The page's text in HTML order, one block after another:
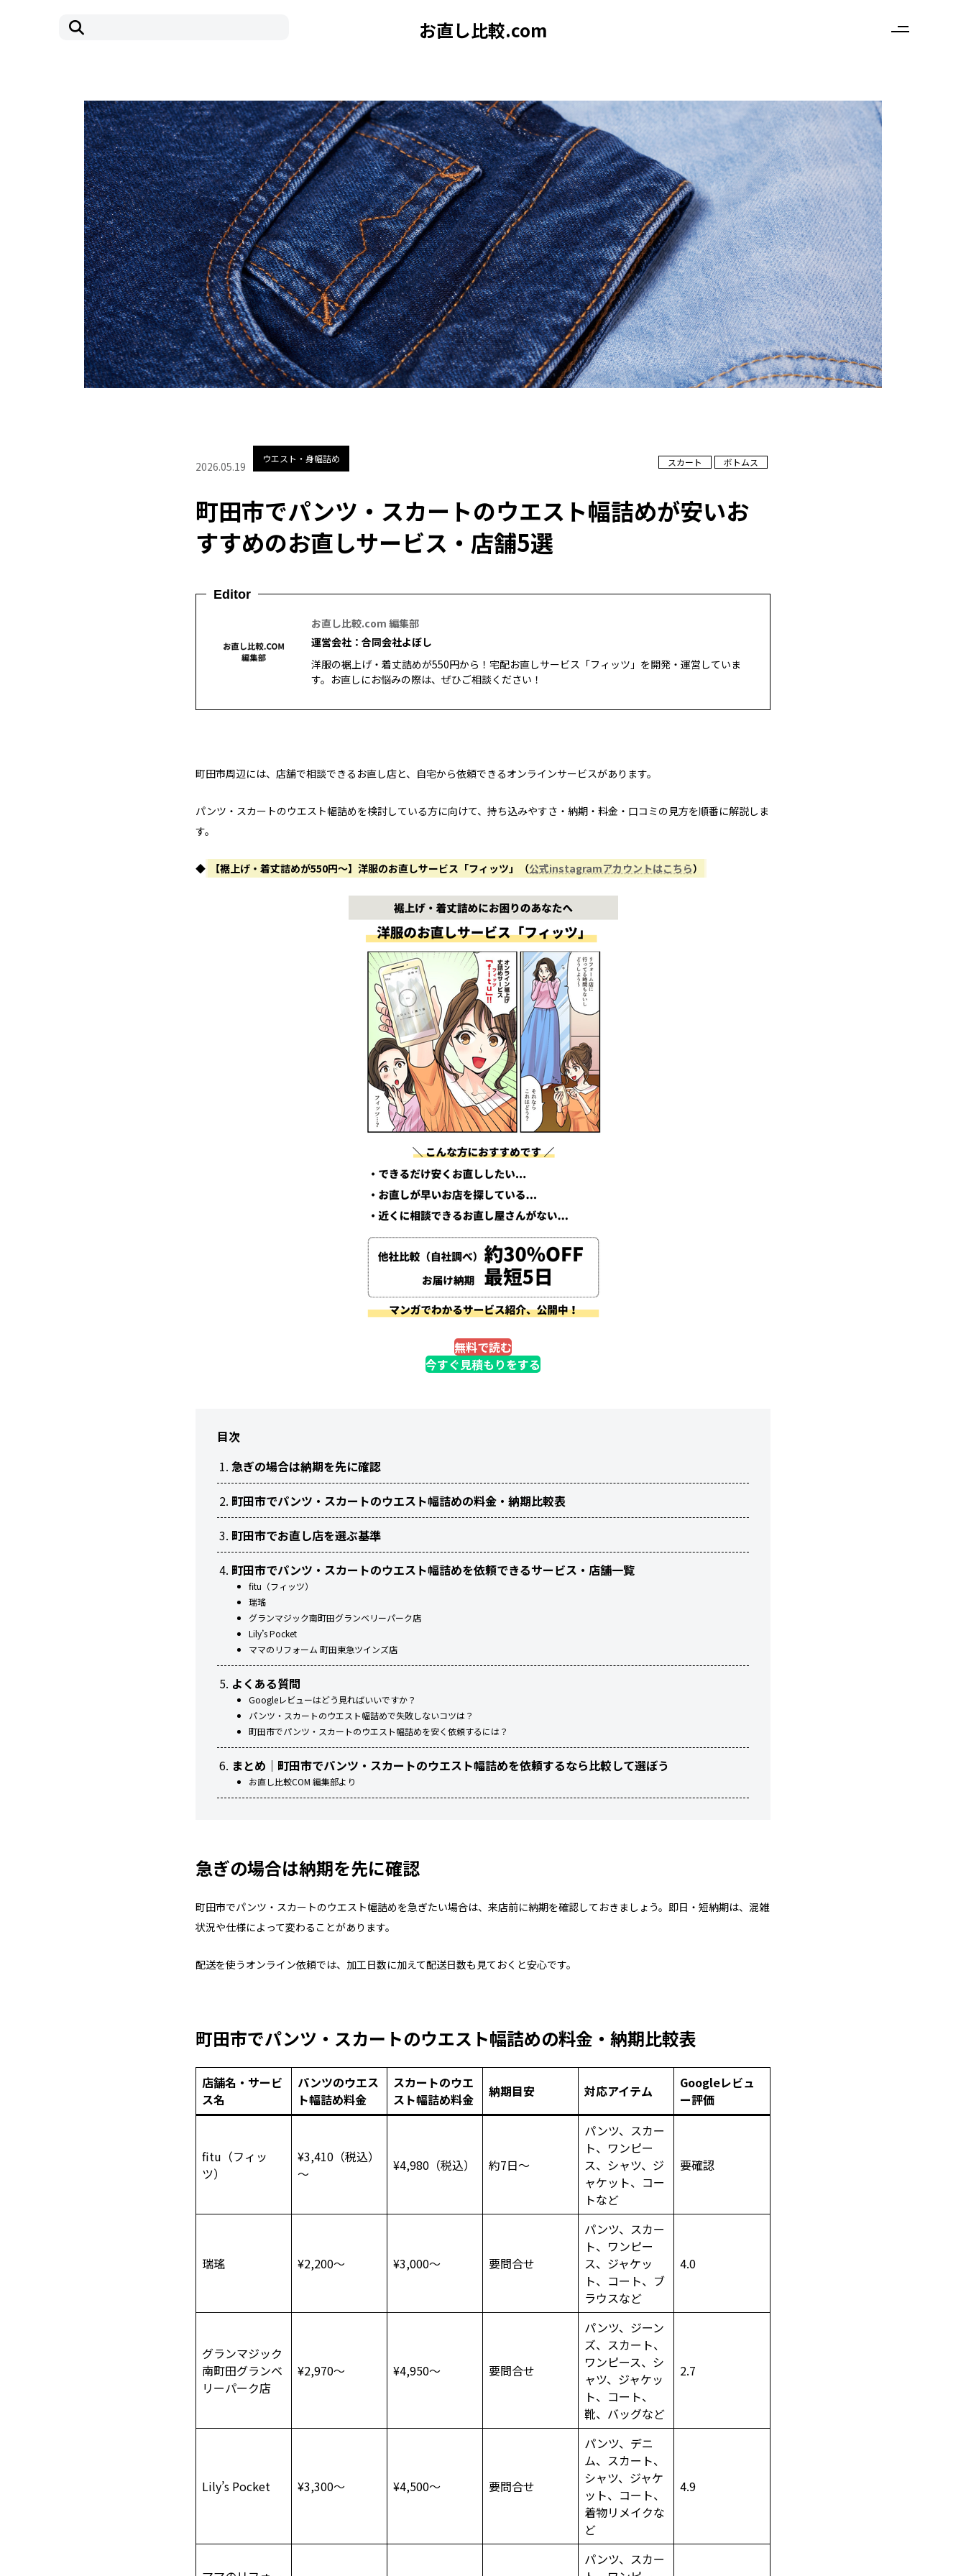
お直し比較.com
2026.05.19
ウエスト・身幅詰め スカート ボトムス
町田市でパンツ・スカートのウエスト幅詰めが安いお
すすめのお直しサービス・店舗5選
Editor
お直し比較.com 編集部
運営会社：合同会社よぼし
洋服の裾上げ・着丈詰めが550円から！宅配お直しサービス「フィッツ」を開発・運営していま
す。お直しにお悩みの際は、ぜひご相談ください！
町田市周辺には、店舗で相談できるお直し店と、自宅から依頼できるオンラインサービスがあります。
パンツ・スカートのウエスト幅詰めを検討している方に向けて、持ち込みやすさ・納期・料金・口コミの見方を順番に解説しま
す。
◆ 【裾上げ・着丈詰めが550円〜】洋服のお直しサービス「フィッツ」（公式instagramアカウントはこちら）
無料で読む
今すぐ見積もりをする
目次
急ぎの場合は納期を先に確認
町田市でパンツ・スカートのウエスト幅詰めの料金・納期比較表
町田市でお直し店を選ぶ基準
町田市でパンツ・スカートのウエスト幅詰めを依頼できるサービス・店舗一覧
fitu（フィッツ）
瑞瑤
グランマジック南町田グランベリーパーク店
Lily’s Pocket
ママのリフォーム 町田東急ツインズ店
よくある質問
Googleレビューはどう見ればいいですか？
パンツ・スカートのウエスト幅詰めで失敗しないコツは？
町田市でパンツ・スカートのウエスト幅詰めを安く依頼するには？
まとめ｜町田市でパンツ・スカートのウエスト幅詰めを依頼するなら比較して選ぼう
お直し比較COM 編集部より
急ぎの場合は納期を先に確認
町田市でパンツ・スカートのウエスト幅詰めを急ぎたい場合は、来店前に納期を確認しておきましょう。即日・短納期は、混雑
状況や仕様によって変わることがあります。
配送を使うオンライン依頼では、加工日数に加えて配送日数も見ておくと安心です。
町田市でパンツ・スカートのウエスト幅詰めの料金・納期比較表
店舗名・サービ
ス名
パンツのウエス
ト幅詰め料金
スカートのウエ
スト幅詰め料金
納期目安 対応アイテム
Googleレビュ
ー評価
fitu（フィッ
ツ）
¥3,410（税込）
～
¥4,980（税込） 約7日～
パンツ、スカー
ト、ワンピー
ス、シャツ、ジ
ャケット、コー
トなど
要確認
瑞瑤 ¥2,200～ ¥3,000～ 要問合せ
パンツ、スカー
ト、ワンピー
ス、ジャケッ
ト、コート、ブ
ラウスなど
4.0
グランマジック
南町田グランベ
リーパーク店
¥2,970～ ¥4,950～ 要問合せ
パンツ、ジーン
ズ、スカート、
ワンピース、シ
ャツ、ジャケッ
ト、コート、
靴、バッグなど
2.7
Lily’s Pocket ¥3,300～ ¥4,500～ 要問合せ
パンツ、デニ
ム、スカート、
シャツ、ジャケ
ット、コート、
着物リメイクな
ど
4.9
パンツ、スカー